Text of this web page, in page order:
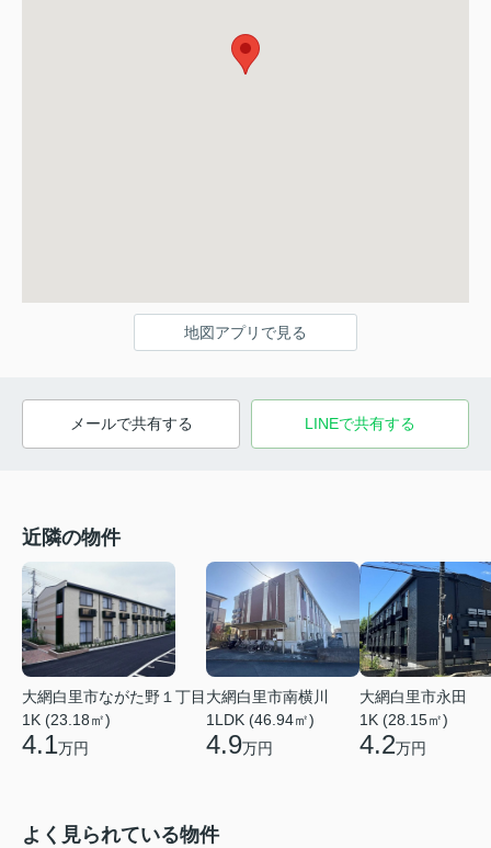
地図アプリで見る
メールで共有する LINEで共有する
近隣の物件
大網白里市ながた野１丁目
1K (23.18㎡)
4.1万円
大網白里市南横川
1LDK (46.94㎡)
4.9万円
大網白里市永田
1K (28.15㎡)
4.2万円
よく見られている物件